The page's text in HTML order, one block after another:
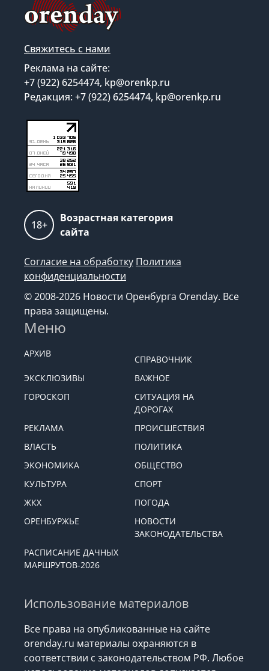
Свяжитесь с нами
Реклама на сайте:
+7 (922) 6254474, kp@orenkp.ru
Редакция: +7 (922) 6254474, kp@orenkp.ru
18+
Возрастная категория
сайта
Согласие на обработку Политика
конфиденциальности
© 2008-2026 Новости Оренбурга Orenday. Все
права защищены.
Меню
АРХИВ
СПРАВОЧНИК
ЭКСКЛЮЗИВЫ
ВАЖНОЕ
ГОРОСКОП
СИТУАЦИЯ НА
ДОРОГАХ
РЕКЛАМА
ПРОИСШЕСТВИЯ
ВЛАСТЬ
ПОЛИТИКА
ЭКОНОМИКА
ОБЩЕСТВО
КУЛЬТУРА
СПОРТ
ЖКХ
ПОГОДА
ОРЕНБУРЖЬЕ
НОВОСТИ
ЗАКОНОДАТЕЛЬСТВА
РАСПИСАНИЕ ДАЧНЫХ
МАРШРУТОВ-2026
Использование материалов
Все права на опубликованные на сайте
orenday.ru материалы охраняются в
соответствии с законодательством РФ. Любое